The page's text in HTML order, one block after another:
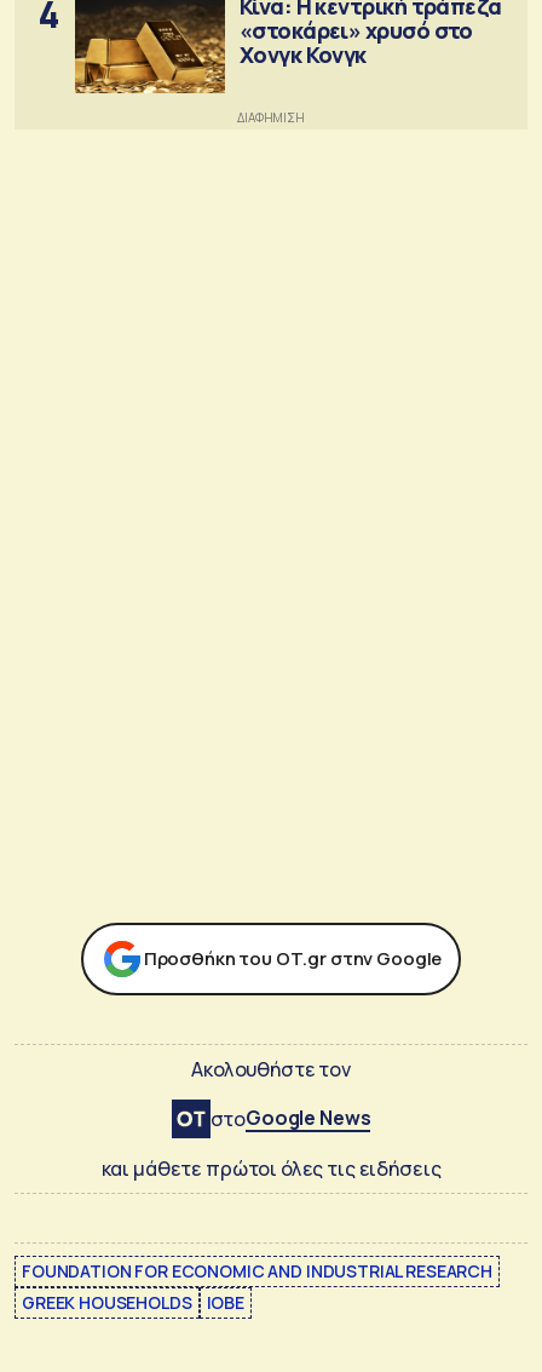
4
Κίνα: Η κεντρική τράπεζα
«στοκάρει» χρυσό στο
Χονγκ Κονγκ
Προσθήκη του ΟΤ.gr στην Google
Ακολουθήστε τον
στοGoogle News
και μάθετε πρώτοι όλες τις ειδήσεις
FOUNDATION FOR ECONOMIC AND INDUSTRIAL RESEARCH
GREEK HOUSEHOLDS
IOBE